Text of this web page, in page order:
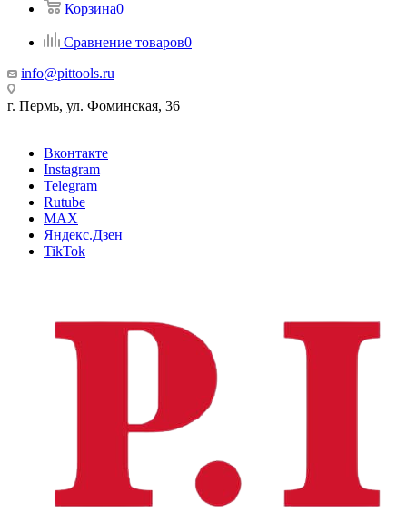
Корзина0
Сравнение товаров0
info@pittools.ru
г. Пермь, ул. Фоминская, 36
Вконтакте
Instagram
Telegram
Rutube
MAX
Яндекс.Дзен
TikTok